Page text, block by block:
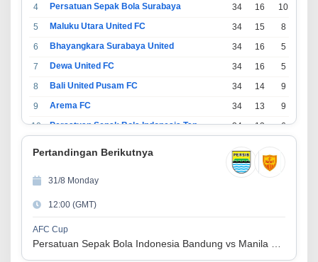
4
Persatuan Sepak Bola Surabaya 34 16 10
5
Maluku Utara United FC 34 15 8
6
Bhayangkara Surabaya United 34 16 5
7
Dewa United FC 34 16 5
8
Bali United Pusam FC 34 14 9
9
Arema FC 34 13 9
10
Persatuan Sepak Bola Indonesia Tangerang 34 13 6
34 11
13
14
Madura United FC
15
Persatuan Sepakbola Makassar
16
Persis Solo 34 8 10
Pertandingan Berikutnya
31/8 Monday
12:00 (GMT)
AFC Cup